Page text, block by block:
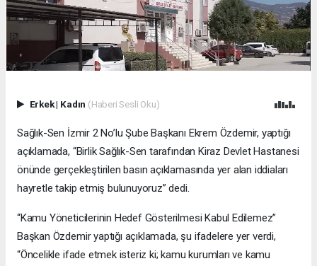
Erkek| Kadın (Haberi Sesli Oku)
Sağlık-Sen İzmir 2 No’lu Şube Başkanı Ekrem Özdemir, yaptığı
açıklamada, “Birlik Sağlık-Sen tarafından Kiraz Devlet Hastanesi
önünde gerçekleştirilen basın açıklamasında yer alan iddiaları
hayretle takip etmiş bulunuyoruz” dedi.
“Kamu Yöneticilerinin Hedef Gösterilmesi Kabul Edilemez”
Başkan Özdemir yaptığı açıklamada, şu ifadelere yer verdi,
“Öncelikle ifade etmek isteriz ki; kamu kurumları ve kamu